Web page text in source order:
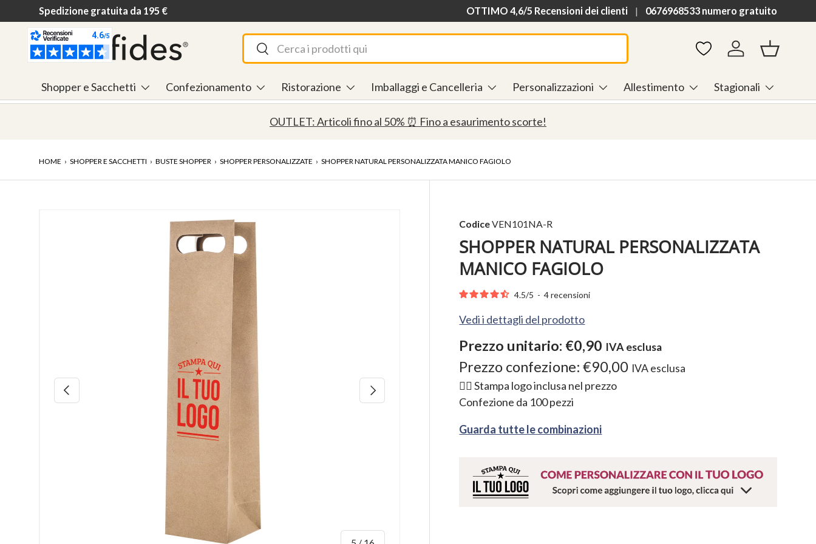
Passa ai contenuti
Spedizione gratuita da 195 € Consegna in 24/48h
OTTIMO 4,6/5 Recensioni dei clienti 0676968533 numero gratuito
Cerca
Cerca AccediCestino
Shopper e Sacchetti Confezionamento Ristorazione Imballaggi e Cancelleria Personalizzazioni Allestimento Stagionali
OUTLET: Articoli fino al 50% ⏰ Fino a esaurimento scorte!
HOME › SHOPPER E SACCHETTI › BUSTE SHOPPER › SHOPPER PERSONALIZZATE › SHOPPER NATURAL PERSONALIZZATA MANICO FAGIOLO
L’immagine 5 è ora disponibile nella visualizzazione galleria
Indietro Avanti
CodiceVEN101NA-R
SHOPPER NATURAL PERSONALIZZATA
MANICO FAGIOLO
4.5/5 - 4recensioni
Vedi i dettagli del prodotto
Prezzo unitario: €0,90 IVA esclusa
Prezzo confezione:€90,00 IVA esclusa
👉🏻 Stampa logo inclusa nel prezzo
Confezione da 100pezzi
Guarda tutte le combinazioni